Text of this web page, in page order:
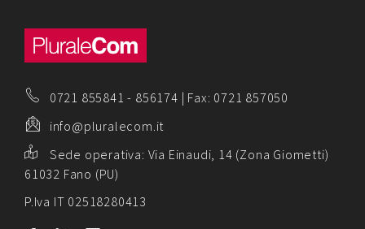
0721 855841 - 856174 | Fax: 0721 857050
info@pluralecom.it
Sede operativa: Via Einaudi, 14 (Zona Giometti)
61032 Fano (PU)
P.Iva IT 02518280413